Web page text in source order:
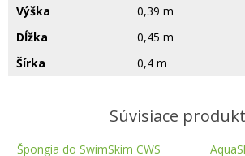
Výška
0,39 m
Dĺžka
0,45 m
Šírka
0,4 m
Súvisiace
Špongia do SwimSkim CWS